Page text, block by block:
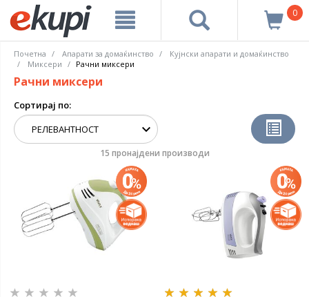
0
Почетна Апарати за домаќинство
Кујнски апарати и домаќинство
Миксери
Рачни миксери
Рачни миксери
Сортирај по:
15 пронајдени производи